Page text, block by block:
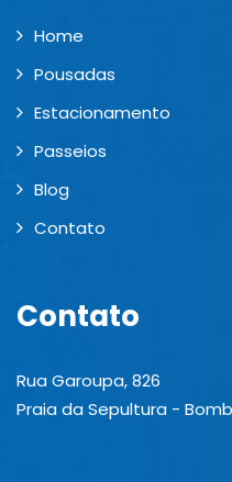
Home
Pousadas
Estacionamento
Passeios
Blog
Contato
Contato
Rua Garoupa, 826
Praia da Sepultura -